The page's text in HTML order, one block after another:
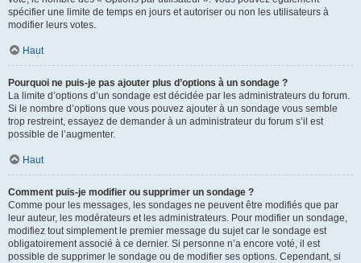
spécifier une limite de temps en jours et autoriser ou non les utilisateurs à
modifier leurs votes.
Haut
Pourquoi ne puis-je pas ajouter plus d’options à un sondage ?
La limite d’options d’un sondage est décidée par les administrateurs du forum.
Si le nombre d’options que vous pouvez ajouter à un sondage vous semble
trop restreint, essayez de demander à un administrateur du forum s’il est
possible de l’augmenter.
Haut
Comment puis-je modifier ou supprimer un sondage ?
Comme pour les messages, les sondages ne peuvent être modifiés que par
leur auteur, les modérateurs et les administrateurs. Pour modifier un sondage,
modifiez tout simplement le premier message du sujet car le sondage est
obligatoirement associé à ce dernier. Si personne n’a encore voté, il est
possible de supprimer le sondage ou de modifier ses options. Cependant, si